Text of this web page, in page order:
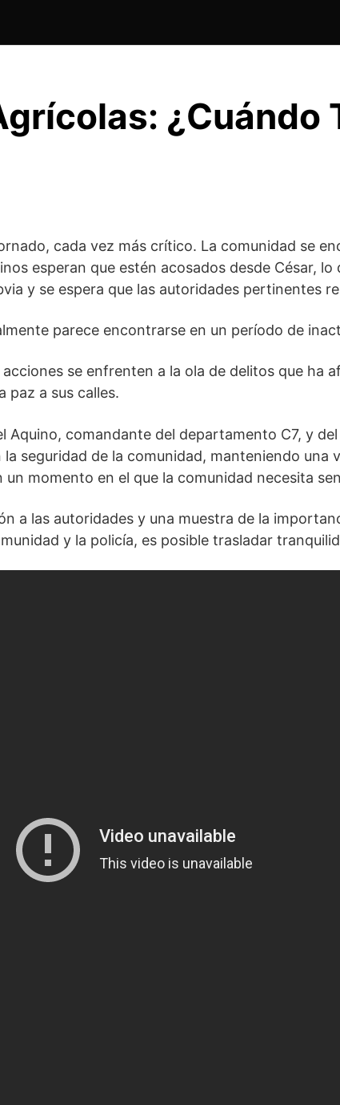
¿Cuándo
cada vez más crítico. La comunidad se
esperan que estén acosados ​​desde César,
y se espera que las autoridades pertinentes
parece encontrarse en un período de
se enfrenten a la ola de delitos que ha
paz a sus calles.
comandante del departamento C7, y
seguridad de la comunidad, manteniendo una
momento en el que la comunidad necesita
a las autoridades y una muestra de la
y la policía, es posible trasladar